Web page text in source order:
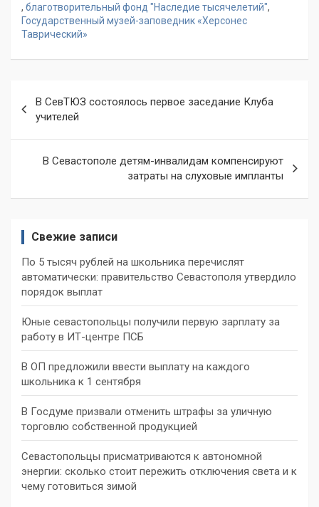
, благотворительный фонд "Наследие тысячелетий",
Государственный музей-заповедник «Херсонес
Таврический»
по
записям
В СевТЮЗ состоялось первое заседание Клуба
учителей
В Севастополе детям-инвалидам компенсируют
затраты на слуховые импланты
Свежие записи
По 5 тысяч рублей на школьника перечислят
автоматически: правительство Севастополя утвердило
порядок выплат
Юные севастопольцы получили первую зарплату за
работу в ИТ-центре ПСБ
В ОП предложили ввести выплату на каждого
школьника к 1 сентября
В Госдуме призвали отменить штрафы за уличную
торговлю собственной продукцией
Севастопольцы присматриваются к автономной
энергии: сколько стоит пережить отключения света и к
чему готовиться зимой